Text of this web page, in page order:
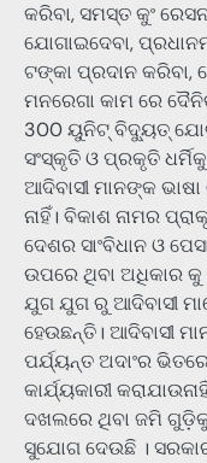
କରିବା, ସମସ୍ତ କୁଂ
ଯୋଗାଇଦେବା,
ଟଙ୍କା ପ୍ରଦାନ କରିବା,
ମନରେଗା କାମ ରେ
300 ୟୁନିଟ୍ ବିଦ୍ୟୁତ୍
ସଂସ୍କୃତି ଓ ପ୍ରକୃତି
ଆଦିବାସୀ ମାନଙ୍କ
ନାହିଁ। ବିକାଶ ନାମର
ଦେଶର ସାଂବିଧାନ ଓ
ଉପରେ ଥିବା ଅଧିକାର
ଯୁଗ ଯୁଗ ରୁ ଆଦିବାସୀ
ହେଉଛନ୍ତି। ଆଦିବାସୀ
ପର୍ଯ୍ୟନ୍ତ ଅଦାଂର
କାର୍ଯ୍ୟକାରୀ
ଦଖଲରେ ଥିବା ଜମି ଗୁଡ଼ିକୁ
ସୁଯୋଗ ଦେଉଛି ।